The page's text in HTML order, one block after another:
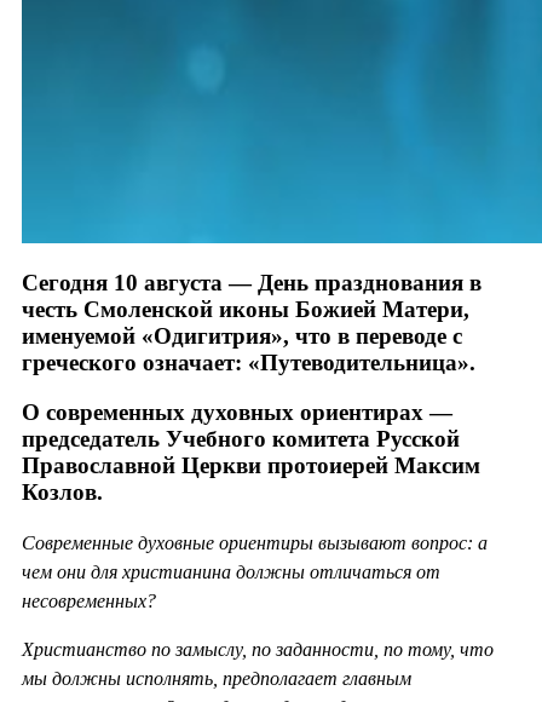
Сегодня 10 августа — День празднования в
честь Смоленской иконы Божией Матери,
именуемой «Одигитрия», что в переводе с
греческого означает: «Путеводительница».
О современных духовных ориентирах —
председатель Учебного комитета Русской
Православной Церкви протоиерей Максим
Козлов.
Современные духовные ориентиры вызывают вопрос: а
чем они для христианина должны отличаться от
несовременных?
Христианство по замыслу, по заданности, по тому, что
мы должны исполнять, предполагает главным